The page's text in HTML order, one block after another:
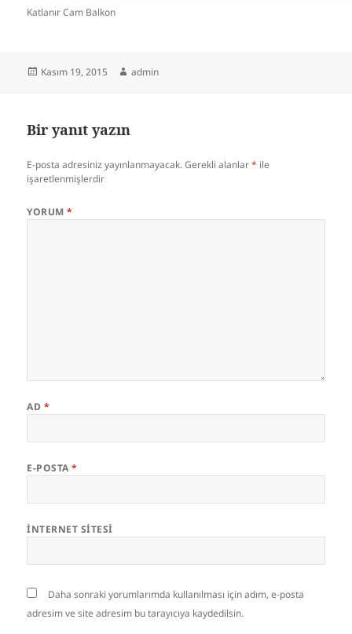
Katlanır Cam Balkon
Yayın
Kasım 19, 2015 Yazar
admin
Bir yanıt yazın
E-posta adresiniz yayınlanmayacak. Gerekli alanlar* ile
işaretlenmişlerdir
YORUM*
AD *
E-POSTA*
İNTERNET SITESI
Daha sonraki yorumlarımda kullanılması için adım, e-posta
adresim ve site adresim bu tarayıcıya kaydedilsin.